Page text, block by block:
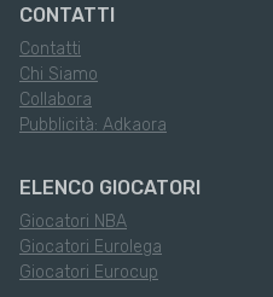
CONTATTI
Contatti
Chi Siamo
Collabora
Pubblicità: Adkaora
ELENCO GIOCATORI
Giocatori NBA
Giocatori Eurolega
Giocatori Eurocup